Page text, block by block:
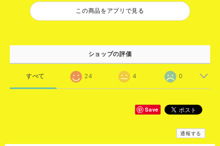
この商品をアプリで見る
ショップの評価
すべて 24 4 0
Save
通報する